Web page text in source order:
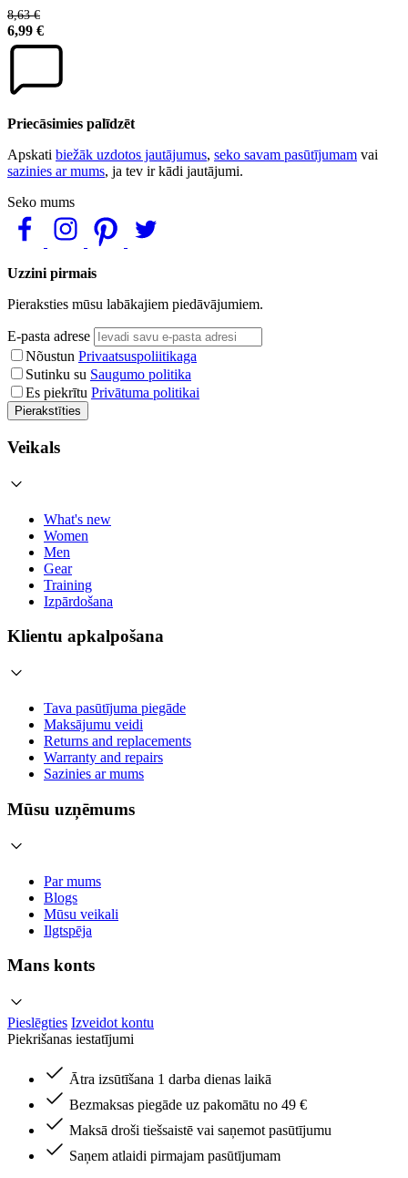
8,63 €
6,99 €
Priecāsimies palīdzēt
Apskati biežāk uzdotos jautājumus, seko savam pasūtījumam vai
sazinies ar mums, ja tev ir kādi jautājumi.
Seko mums
Uzzini pirmais
Pieraksties mūsu labākajiem piedāvājumiem.
E-pasta adrese
Nõustun Privaatsuspoliitikaga
Sutinku su Saugumo politika
Es piekrītu Privātuma politikai
Pierakstīties
Veikals
What's new
Women
Men
Gear
Training
Izpārdošana
Klientu apkalpošana
Tava pasūtījuma piegāde
Maksājumu veidi
Returns and replacements
Warranty and repairs
Sazinies ar mums
Mūsu uzņēmums
Par mums
Blogs
Mūsu veikali
Ilgtspēja
Mans konts
Pieslēgties Izveidot kontu
Piekrišanas iestatījumi
Ātra izsūtīšana 1 darba dienas laikā
Bezmaksas piegāde uz pakomātu no 49 €
Maksā droši tiešsaistē vai saņemot pasūtījumu
Saņem atlaidi pirmajam pasūtījumam